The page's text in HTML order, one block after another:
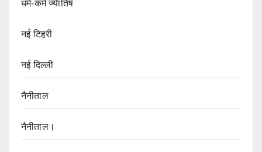
धर्म-कर्म ज्येातिष
नई टिहरी
नई दिल्ली
नैनीताल
नैनीताल।